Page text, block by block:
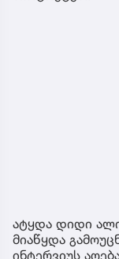
ატყდა დიდი
მიაწყდა
ინტერვიუს